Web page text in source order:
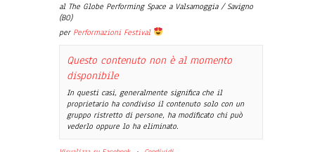
al The Globe Performing Space a Valsamoggia / Savigno
(BO)
per Performazioni Festival
Questo contenuto non è al momento
disponibile
In questi casi, generalmente significa che il
proprietario ha condiviso il contenuto solo con un
gruppo ristretto di persone, ha modificato chi può
vederlo oppure lo ha eliminato.